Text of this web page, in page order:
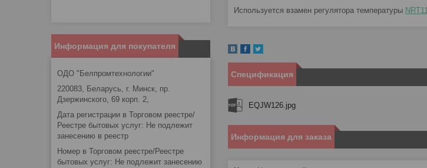
Используется взамен регулятора температуры
Спецификация
EQJW126.jpg
Информация для заказа
Информация для покупателя
ОДО "Белпромтехнологии"
220083, Беларусь, г. Минск, пр.
Дзержинского, 69 корп. 2,
Дата регистрации в Торговом реестре/
Реестре бытовых услуг: Не подлежит
занесению в реестр
Номер в Торговом реестре/Реестре
бытовых услуг: Не подлежит занесению